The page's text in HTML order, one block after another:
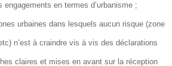
engagements en termes d’urbanisme ;
urbaines dans lesquels aucun risque (zone
n’est à craindre vis à vis des déclarations
claires et mises en avant sur la réception